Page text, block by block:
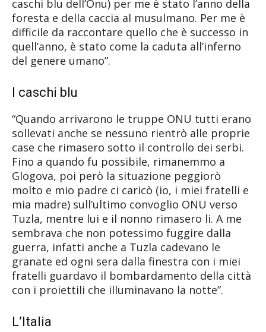
caschi blu dell’Onu) per me è stato l’anno della
foresta e della caccia al musulmano. Per me è
difficile da raccontare quello che è successo in
quell’anno, è stato come la caduta all’inferno
del genere umano”.
I caschi blu
“Quando arrivarono le truppe ONU tutti erano
sollevati anche se nessuno rientrò alle proprie
case che rimasero sotto il controllo dei serbi.
Fino a quando fu possibile, rimanemmo a
Glogova, poi però la situazione peggiorò
molto e mio padre ci caricò (io, i miei fratelli e
mia madre) sull’ultimo convoglio ONU verso
Tuzla, mentre lui e il nonno rimasero li. A me
sembrava che non potessimo fuggire dalla
guerra, infatti anche a Tuzla cadevano le
granate ed ogni sera dalla finestra con i miei
fratelli guardavo il bombardamento della città
con i proiettili che illuminavano la notte”.
L’Italia